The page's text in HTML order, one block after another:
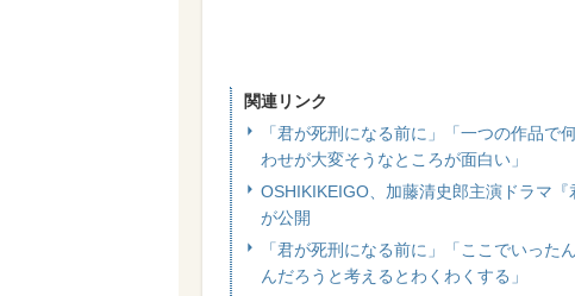
関連リンク
「君が死刑になる前に」「一つの作品
わせが大変そうなところが面白い」
OSHIKIKEIGO、加藤清史郎主演ドラマ
が公開
「君が死刑になる前に」「ここでいっ
んだろうと考えるとわくわくする」